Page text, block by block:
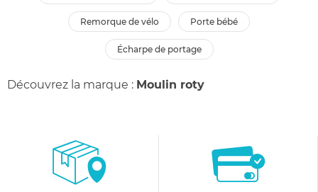
remorque de vélo porte bébé
écharpe de portage
Découvrez la marque : Moulin roty